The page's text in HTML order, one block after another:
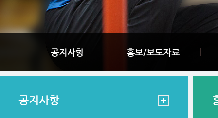
공지사항 홍보/보도자료
공지사항